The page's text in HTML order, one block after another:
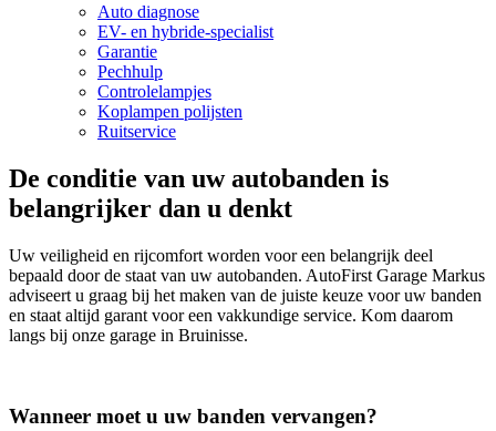
Auto diagnose
EV- en hybride-specialist
Garantie
Pechhulp
Controlelampjes
Koplampen polijsten
Ruitservice
De conditie van uw autobanden is
belangrijker dan u denkt
Uw veiligheid en rijcomfort worden voor een belangrijk deel
bepaald door de staat van uw autobanden. AutoFirst Garage Markus
adviseert u graag bij het maken van de juiste keuze voor uw banden
en staat altijd garant voor een vakkundige service. Kom daarom
langs bij onze garage in Bruinisse.
Wanneer moet u uw banden vervangen?